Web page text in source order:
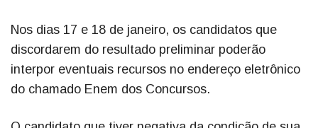
Nos dias 17 e 18 de janeiro, os candidatos que
discordarem do resultado preliminar poderão
interpor eventuais recursos no endereço eletrônico
do chamado Enem dos Concursos.